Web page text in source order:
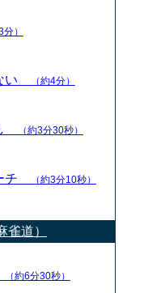
分）
い （約4分）
（約3分30秒）
チ （約3分10秒）
雀道）
（約6分30秒）